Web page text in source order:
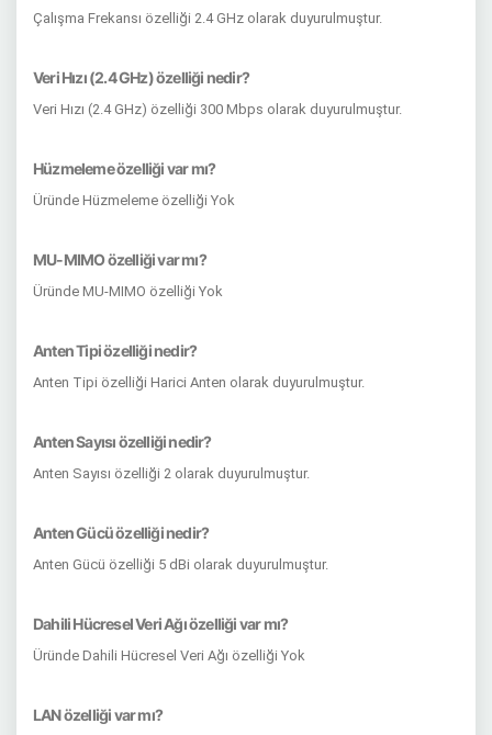
Çalışma Frekansı özelliği 2.4 GHz olarak duyurulmuştur.
Veri Hızı (2.4 GHz) özelliği nedir?
Veri Hızı (2.4 GHz) özelliği 300 Mbps olarak duyurulmuştur.
Hüzmeleme özelliği var mı?
Üründe Hüzmeleme özelliği Yok
MU-MIMO özelliği var mı?
Üründe MU-MIMO özelliği Yok
Anten Tipi özelliği nedir?
Anten Tipi özelliği Harici Anten olarak duyurulmuştur.
Anten Sayısı özelliği nedir?
Anten Sayısı özelliği 2 olarak duyurulmuştur.
Anten Gücü özelliği nedir?
Anten Gücü özelliği 5 dBi olarak duyurulmuştur.
Dahili Hücresel Veri Ağı özelliği var mı?
Üründe Dahili Hücresel Veri Ağı özelliği Yok
LAN özelliği var mı?